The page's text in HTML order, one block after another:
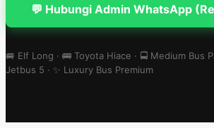
💬 Hubungi Admin WhatsApp
🚐 Elf Long · 🚌 Toyota Hiace · 🚍 Medium Bus
Jetbus 5 · ✨ Luxury Bus Premium